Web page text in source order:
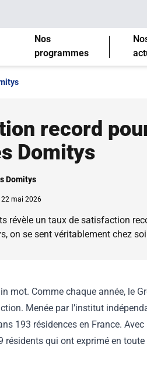
Nos
programmes
record
Domitys
Domitys
22 mai 2026
révèle un taux de satisfaction
on se sent véritablement chez
mot. Comme chaque année, le
Menée par l’institut
193 résidences en France.
qui ont exprimé en